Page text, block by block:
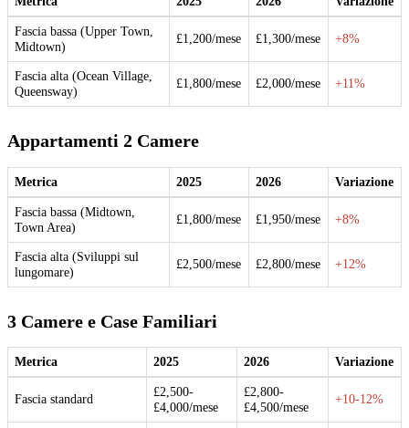
Fascia bassa (Upper Town,
Midtown)
£1,200/mese £1,300/mese +8%
Fascia alta (Ocean Village,
Queensway)
£1,800/mese £2,000/mese +11%
Appartamenti 2 Camere
Metrica 2025 2026 Variazione
Fascia bassa (Midtown,
Town Area)
£1,800/mese £1,950/mese +8%
Fascia alta (Sviluppi sul
lungomare)
£2,500/mese £2,800/mese +12%
3 Camere e Case Familiari
Metrica 2025 2026 Variazione
Fascia standard
£2,500-
£4,000/mese
£2,800-
£4,500/mese
+10-12%